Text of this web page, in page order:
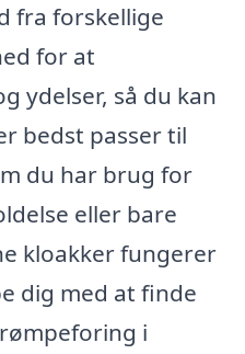
fra forskellige
for at
ydelser, så du kan
bedst passer til
du har brug for
eller bare
kloakker fungerer
dig med at finde
i